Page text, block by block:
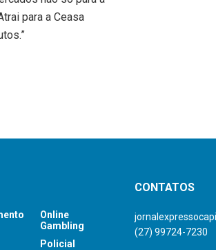
para a Ceasa
Online
Gambling
Policial
CONTATOS
(27) 99724-7230